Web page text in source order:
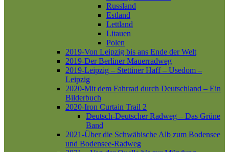
Russland
Estland
Lettland
Litauen
Polen
2019-Von Leipzig bis ans Ende der Welt
2019-Der Berliner Mauerradweg
2019-Leipzig – Stettiner Haff – Usedom –
Leipzig
2020-Mit dem Fahrrad durch Deutschland – Ein
Bilderbuch
2020-Iron Curtain Trail 2
Deutsch-Deutscher Radweg – Das Grüne
Band
2021-Über die Schwäbische Alb zum Bodensee
und Bodensee-Radweg